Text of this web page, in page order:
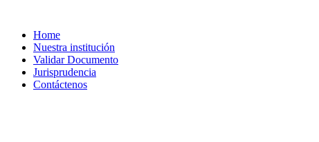
Home
Nuestra institución
Validar Documento
Jurisprudencia
Contáctenos